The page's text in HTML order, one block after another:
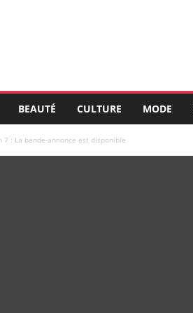
BEAUTÉ CULTURE MODE
7 : La bande-annonce est disponible